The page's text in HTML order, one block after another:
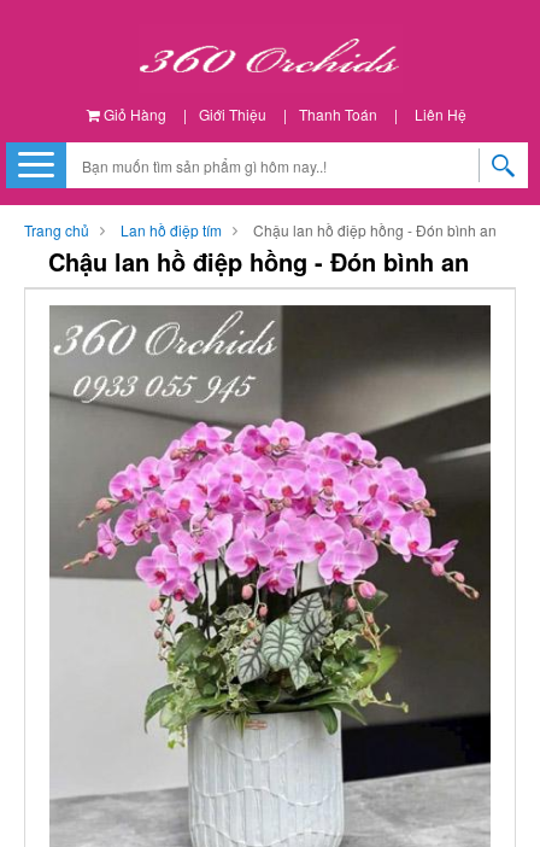
Giỏ Hàng | Giới Thiệu | Thanh Toán | Liên Hệ
Trang chủ Lan hồ điệp tím Chậu lan hồ điệp hồng - Đón bình an
Chậu lan hồ điệp hồng - Đón bình an